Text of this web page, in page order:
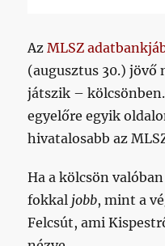
AzMLSZ
(augusztus 30.) jövő
játszik –
egyelőre egyik
hivatalosabb az
Ha a kölcsön
fokkal jobb, mint a
Felcsút, ami